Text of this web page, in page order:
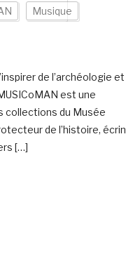
Musique
de l’archéologie et
est une
collections du Musée
de l’histoire, écrin
[…]